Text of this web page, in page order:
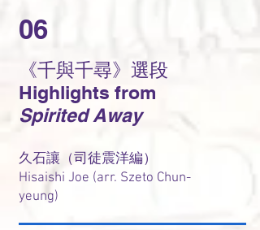
06
《千與千尋》選段
Highlights from
Spirited Away
久石讓（司徒震洋編）
Hisaishi Joe (arr. Szeto Chun-
yeung)